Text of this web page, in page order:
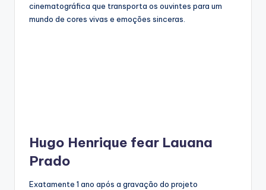
cinematográfica que transporta os ouvintes para um
mundo de cores vivas e emoções sinceras.
Hugo Henrique fear Lauana
Prado
Exatamente 1 ano após a gravação do projeto